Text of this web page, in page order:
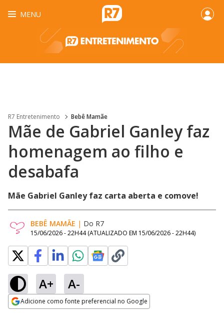
MENU
R7 Entretenimento Bebê Mamãe
Mãe de Gabriel Ganley faz
homenagem ao filho e
desabafa
Mãe Gabriel Ganley faz carta aberta e comove!
BEBÊ MAMÃE | Do R7
15/06/2026 - 22H44 (ATUALIZADO EM 15/06/2026 - 22H44)
A+ A-
Adicione como fonte preferencial no Google